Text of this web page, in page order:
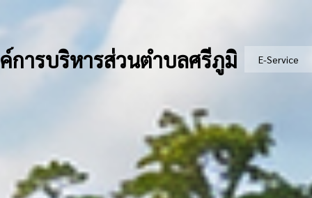
การบริหารส่วนตำบลศรีภูมิ E-Service